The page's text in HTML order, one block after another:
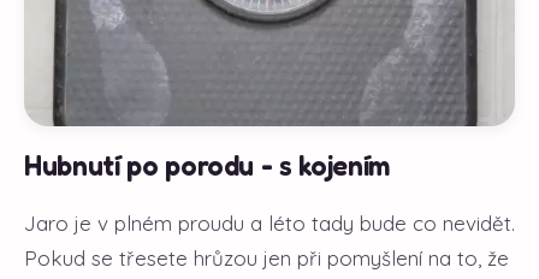
Hubnutí po porodu - s kojením
Jaro je v plném proudu a léto tady bude co nevidět.
Pokud se třesete hrůzou jen při pomyšlení na to, že